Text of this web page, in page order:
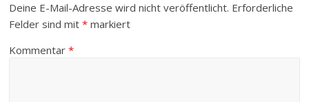
Deine E-Mail-Adresse wird nicht veröffentlicht. Erforderliche
Felder sind mit* markiert
Kommentar*